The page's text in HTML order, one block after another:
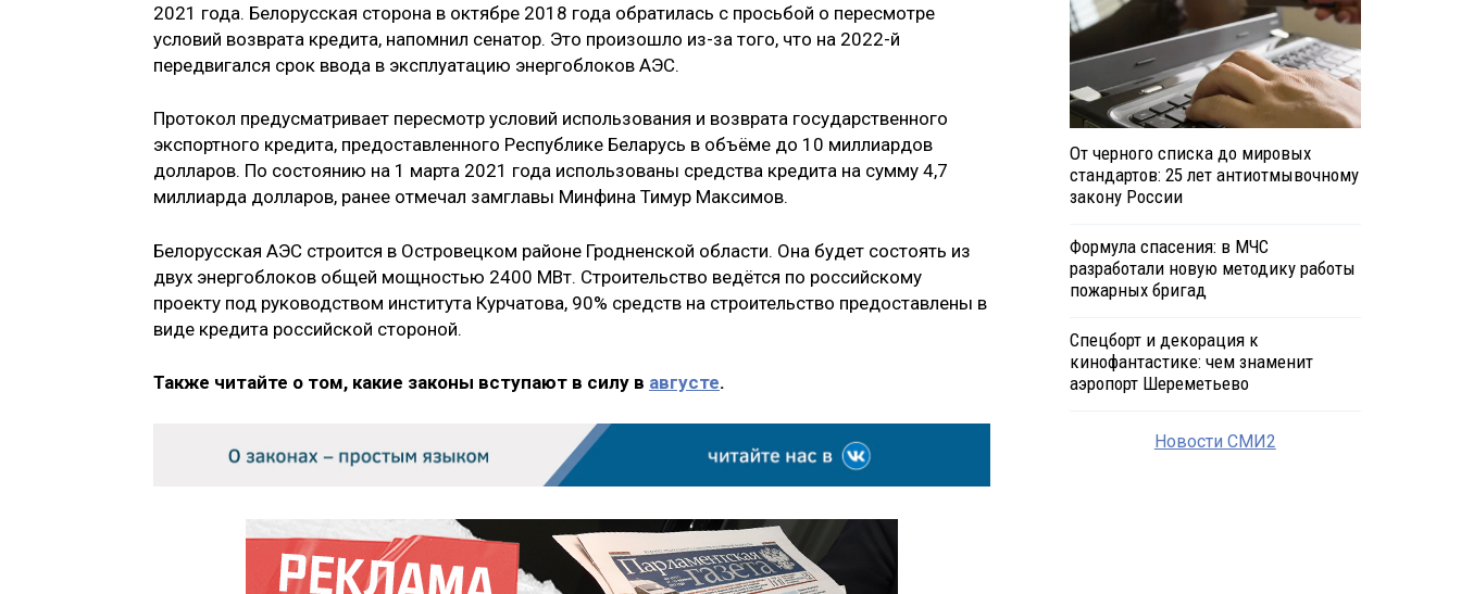
2021 года. Белорусская сторона в октябре 2018 года обратилась с просьбой о пересмотре
условий возврата кредита, напомнил сенатор. Это произошло из-за того, что на 2022-й
передвигался срок ввода в эксплуатацию энергоблоков АЭС.
Протокол предусматривает пересмотр условий использования и возврата государственного
экспортного кредита, предоставленного Республике Беларусь в объёме до 10 миллиардов
долларов. По состоянию на 1 марта 2021 года использованы средства кредита на сумму 4,7
миллиарда долларов, ранее отмечал замглавы Минфина Тимур Максимов.
Белорусская АЭС строится в Островецком районе Гродненской области. Она будет состоять из
двух энергоблоков общей мощностью 2400 МВт. Строительство ведётся по российскому
проекту под руководством института Курчатова, 90% средств на строительство предоставлены в
виде кредита российской стороной.
Также читайте о том, какие законы вступают в силу в августе.
От черного списка до мировых
стандартов: 25 лет антиотмывочному
закону России
Формула спасения: в МЧС
разработали новую методику работы
пожарных бригад
Спецборт и декорация к
кинофантастике: чем знаменит
аэропорт Шереметьево
Новости СМИ2